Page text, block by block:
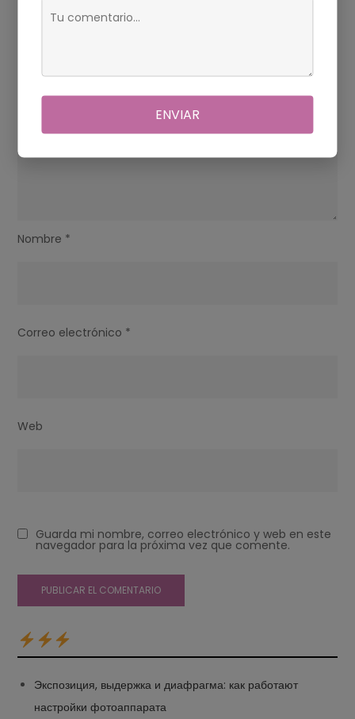
QUE
EN
Nombre *
Correo electrónico *
Web
Guarda mi nombre, correo electrónico y web en este
navegador para la próxima vez que comente.
Экспозиция, выдержка и диафрагма: как работают
настройки фотоаппарата
ENVIAR